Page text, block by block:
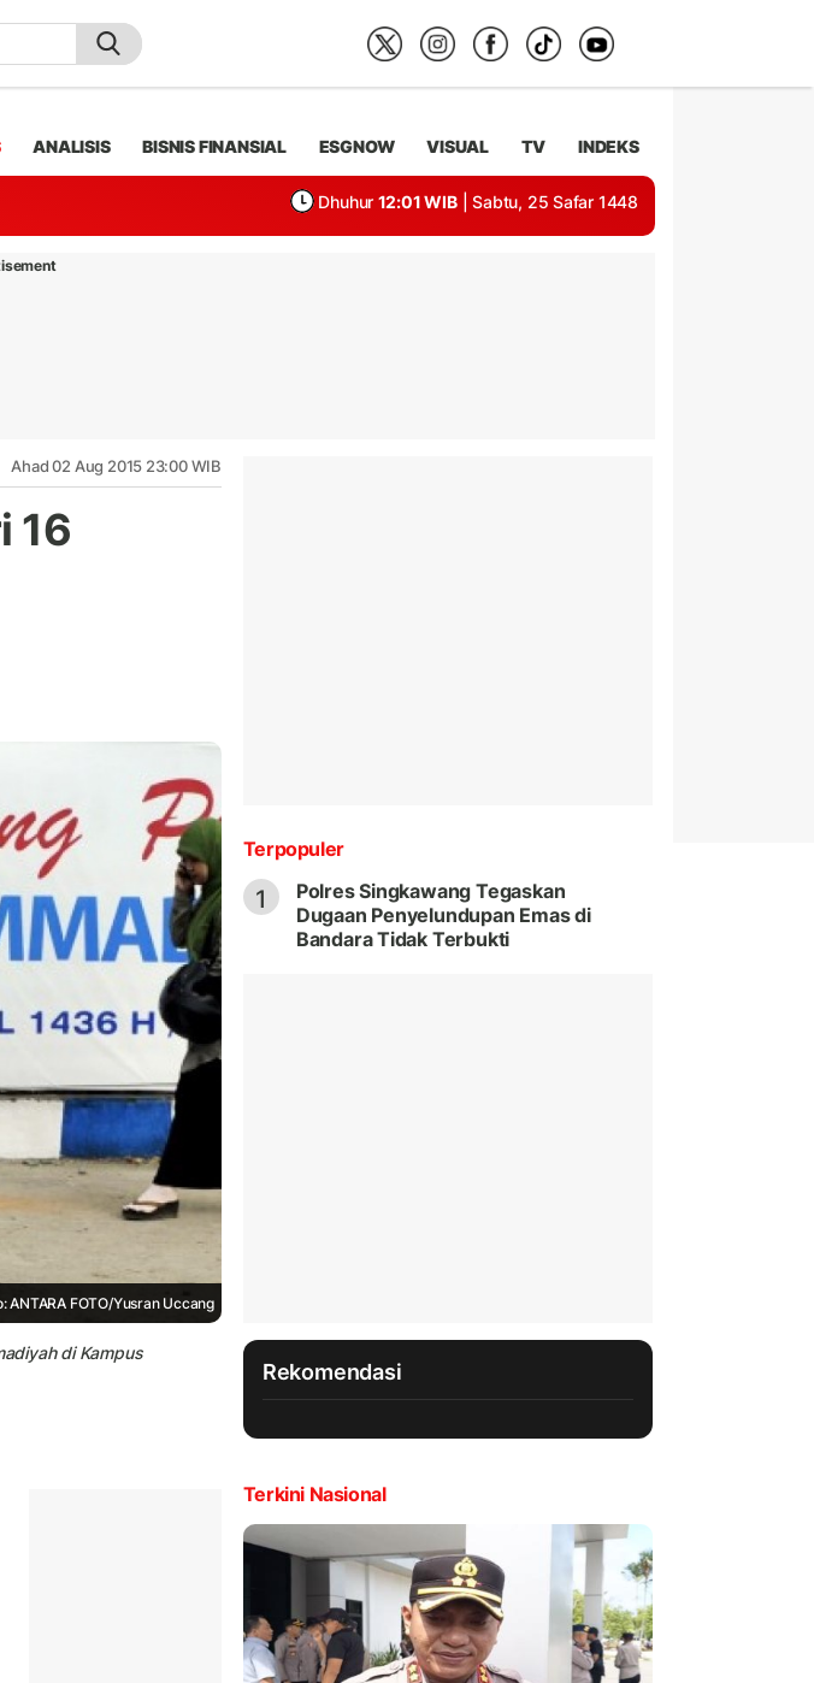
ANALISIS BISNIS FINANSIAL ESGNOW VISUAL TV INDEKS
Dhuhur 12:01 WIB | Sabtu, 25 Safar 1448
Ahad 02 Aug 2015 23:00 WIB
16
ANTARA FOTO/Yusran Uccang
di Kampus
Terpopuler
1
Polres Singkawang Tegaskan
Dugaan Penyelundupan Emas di
Bandara Tidak Terbukti
Rekomendasi
Terkini Nasional